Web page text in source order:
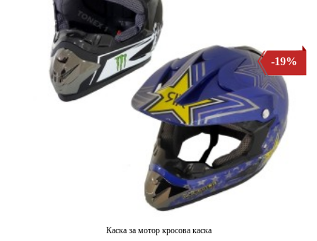
Каска за мотор кросова каска
-19%